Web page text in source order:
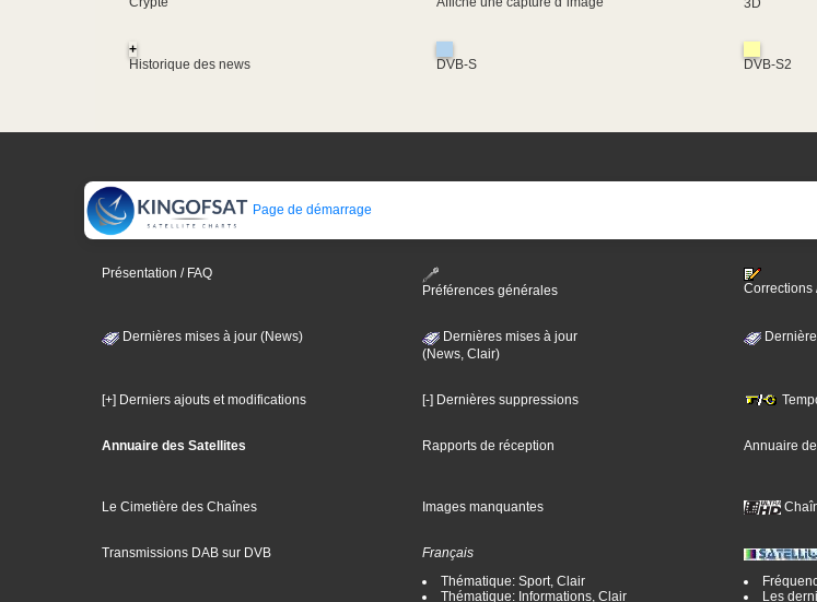
3D
+
Historique des news
DVB-S DVB-S2
Page de démarrage
Présentation / FAQ
Préférences générales
Corrections
Dernières mises à jour (News)
Dernières mises à jour
(News, Clair)
[+] Derniers ajouts et modifications [-] Dernières suppressions
Annuaire des Satellites Rapports de réception Annuaire
Le Cimetière des Chaînes Images manquantes
Transmissions DAB sur DVB
Français
Thématique: Sport, Clair
Thématique: Informations, Clair
Les